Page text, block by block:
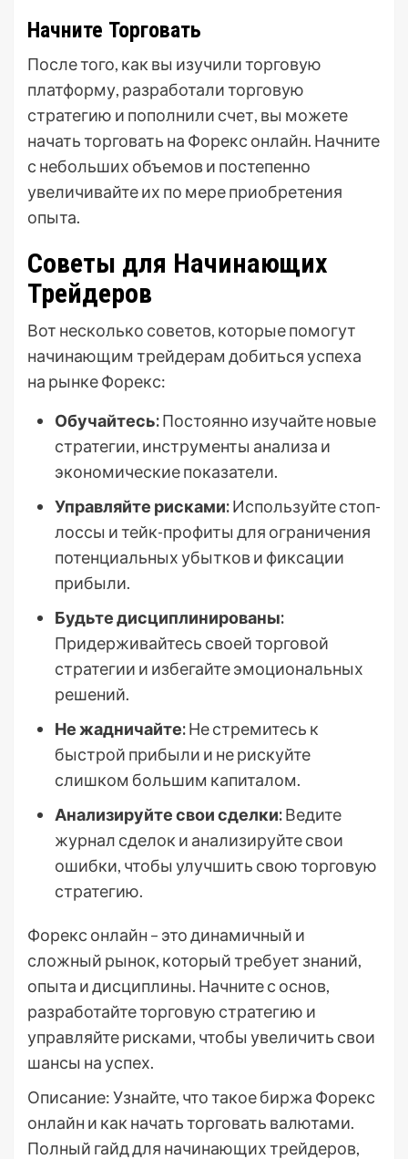
Начните Торговать
После того, как вы изучили торговую
платформу, разработали торговую
стратегию и пополнили счет, вы можете
начать торговать на Форекс онлайн. Начните
с небольших объемов и постепенно
увеличивайте их по мере приобретения
опыта.
Советы для Начинающих
Трейдеров
Вот несколько советов, которые помогут
начинающим трейдерам добиться успеха
на рынке Форекс:
Обучайтесь:Постоянно изучайте новые
стратегии, инструменты анализа и
экономические показатели.
Управляйте рисками:Используйте стоп-
лоссы и тейк-профиты для ограничения
потенциальных убытков и фиксации
прибыли.
Будьте дисциплинированы:
Придерживайтесь своей торговой
стратегии и избегайте эмоциональных
решений.
Не жадничайте:Не стремитесь к
быстрой прибыли и не рискуйте
слишком большим капиталом.
Анализируйте свои сделки:Ведите
журнал сделок и анализируйте свои
ошибки, чтобы улучшить свою торговую
стратегию.
Форекс онлайн – это динамичный и
сложный рынок, который требует знаний,
опыта и дисциплины. Начните с основ,
разработайте торговую стратегию и
управляйте рисками, чтобы увеличить свои
шансы на успех.
Описание: Узнайте, что такое биржа Форекс
онлайн и как начать торговать валютами.
Полный гайд для начинающих трейдеров,